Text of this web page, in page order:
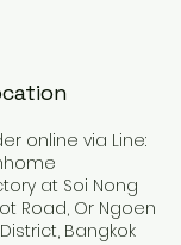
online via Line:
at Soi Nong
Road, Or Ngoen
Bangkok